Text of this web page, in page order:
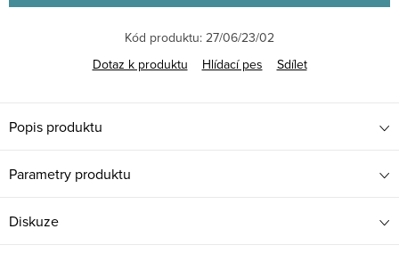
Kód produktu: 27/06/23/02
Dotaz k produktu
Hlídací pes Sdílet
Popis produktu
Parametry produktu
Diskuze